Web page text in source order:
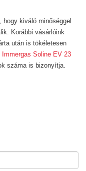
kiváló minőséggel
Korábbi vásárlóink
után is tökéletesen
Immergas Soline EV 23
száma is bizonyítja.